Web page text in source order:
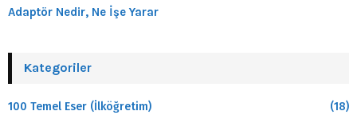
Adaptör Nedir, Ne İşe Yarar
Kategoriler
100 Temel Eser (İlköğretim)
(18)